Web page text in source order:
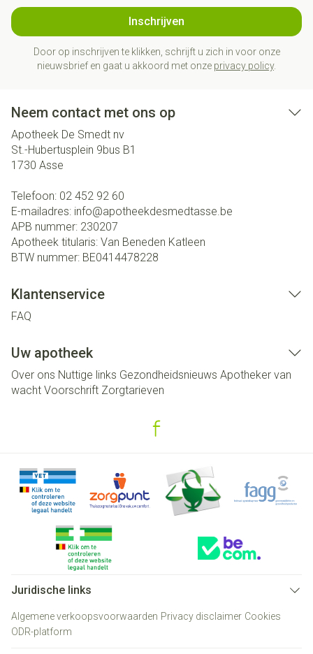
Inschrijven
Door op inschrijven te klikken, schrijft u zich in voor onze
nieuwsbrief en gaat u akkoord met onze privacy policy.
Neem contact met ons op
Apotheek De Smedt nv
St.-Hubertusplein 9bus B1
1730 Asse
Telefoon: 02 452 92 60
E-mailadres: info@apotheekdesmedtasse.be
APB nummer: 230207
Apotheek titularis: Van Beneden Katleen
BTW nummer: BE0414478228
Klantenservice
FAQ
Uw apotheek
Over ons Nuttige links Gezondheidsnieuws Apotheker van
wacht Voorschrift Zorgtarieven
Juridische links
Algemene verkoopsvoorwaarden Privacy disclaimer Cookies
ODR-platform